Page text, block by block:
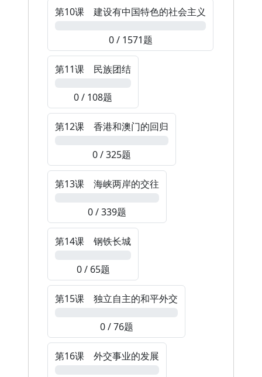
第10课 建设有中国特色的社会主义
0 / 1571题
第11课 民族团结
0 / 108题
第12课 香港和澳门的回归
0 / 325题
第13课 海峡两岸的交往
0 / 339题
第14课 钢铁长城
0 / 65题
第15课 独立自主的和平外交
0 / 76题
第16课 外交事业的发展